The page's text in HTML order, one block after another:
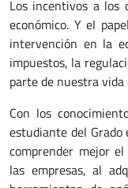
Los incentivos a los
económico. Y el
intervención en la
impuestos, la
parte de nuestra vida
Con los
estudiante del
comprender mejor
las empresas, al